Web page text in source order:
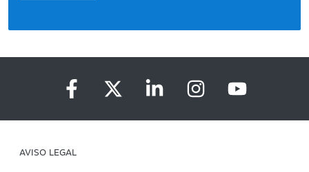
AVISO LEGAL